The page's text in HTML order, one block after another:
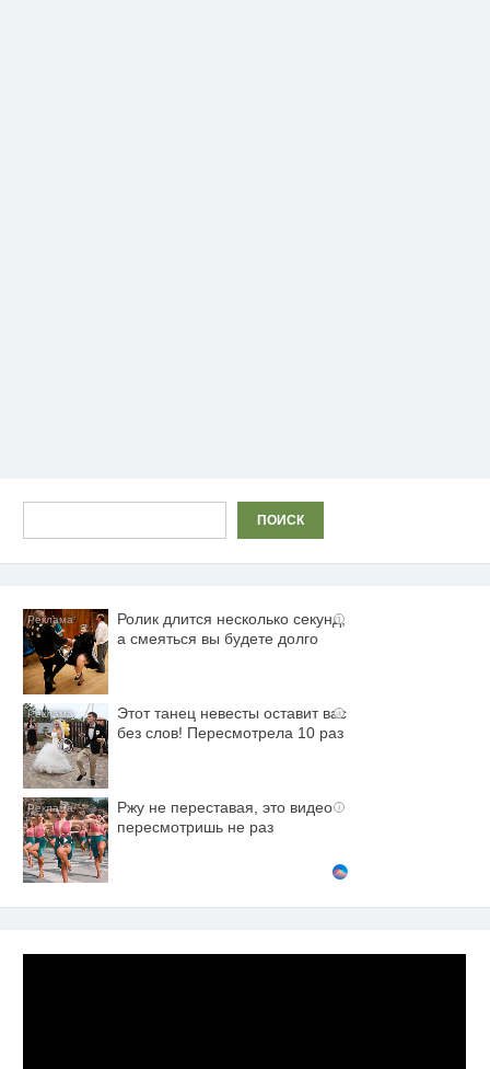
ПОИСК
i
Ролик длится несколько секунд,
а смеяться вы будете долго
i
Этот танец невесты оставит вас
без слов! Пересмотрела 10 раз
i
Ржу не переставая, это видео
пересмотришь не раз